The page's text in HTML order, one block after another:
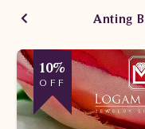
10%
OFF